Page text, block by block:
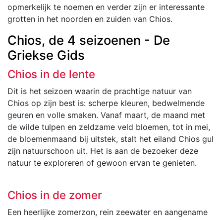
opmerkelijk te noemen en verder zijn er interessante
grotten in het noorden en zuiden van Chios.
Chios, de 4 seizoenen - De
Griekse Gids
Chios in de lente
Dit is het seizoen waarin de prachtige natuur van
Chios op zijn best is: scherpe kleuren, bedwelmende
geuren en volle smaken. Vanaf maart, de maand met
de wilde tulpen en zeldzame veld bloemen, tot in mei,
de bloemenmaand bij uitstek, stalt het eiland Chios gul
zijn natuurschoon uit. Het is aan de bezoeker deze
natuur te exploreren of gewoon ervan te genieten.
Chios in de zomer
Een heerlijke zomerzon, rein zeewater en aangename